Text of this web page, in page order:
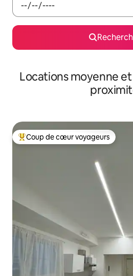
Locations moyenne
Coups de cœur voyageurs les plus
Coup de cœur voyageurs